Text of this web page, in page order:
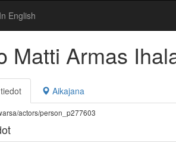
In English
Matti Armas
Aikajana
actors/person_p277603